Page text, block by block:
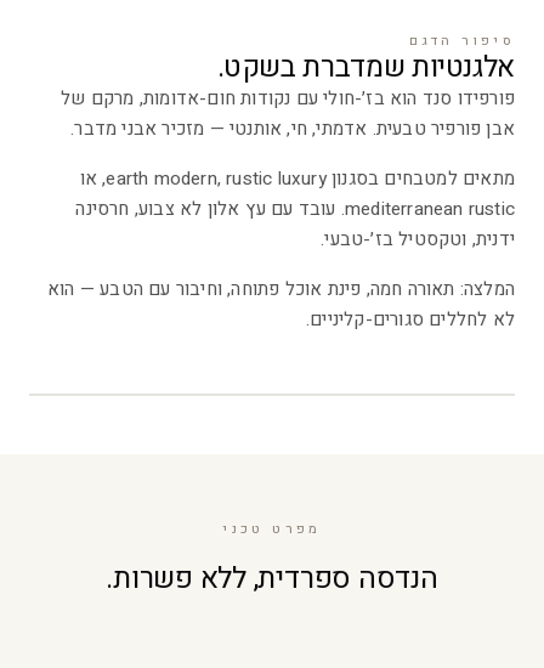
סיפור הדגם
אלגנטיות שמדברת בשקט.
פורפידו סנד הוא בז׳-חולי עם נקודות חום-אדומות, מרקם של
אבן פורפיר טבעית. אדמתי, חי, אותנטי — מזכיר אבני מדבר.
מתאים למטבחים בסגנון earth modern, rustic luxury, או
mediterranean rustic. עובד עם עץ אלון לא צבוע, חרסינה
ידנית, וטקסטיל בז׳-טבעי.
המלצה: תאורה חמה, פינת אוכל פתוחה, וחיבור עם הטבע — הוא
לא לחללים סגורים-קליניים.
מפרט טכני
הנדסה ספרדית, ללא פשרות.